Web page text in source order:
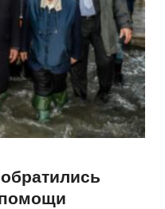
помощи